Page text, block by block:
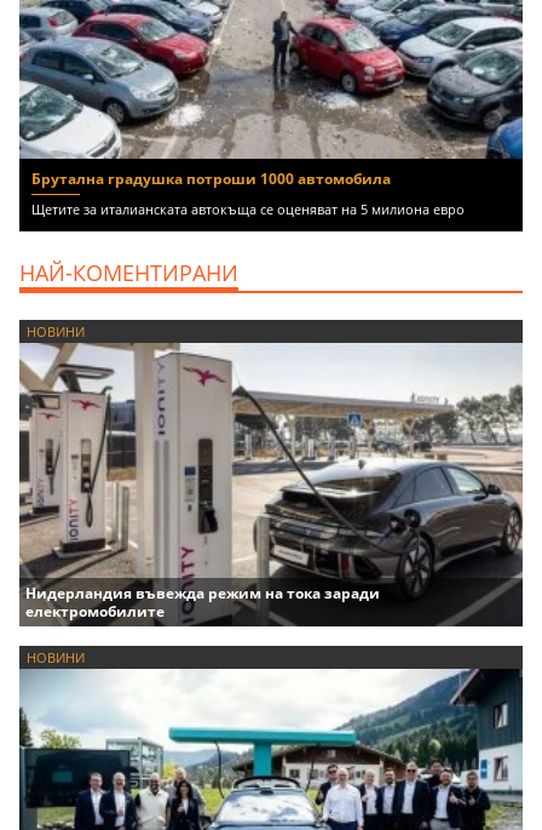
Брутална градушка потроши 1000 автомобила
Щетите за италианската автокъща се оценяват на 5 милиона евро
НАЙ-КОМЕНТИРАНИ
НОВИНИ
Нидерландия въвежда режим на тока заради
електромобилите
НОВИНИ